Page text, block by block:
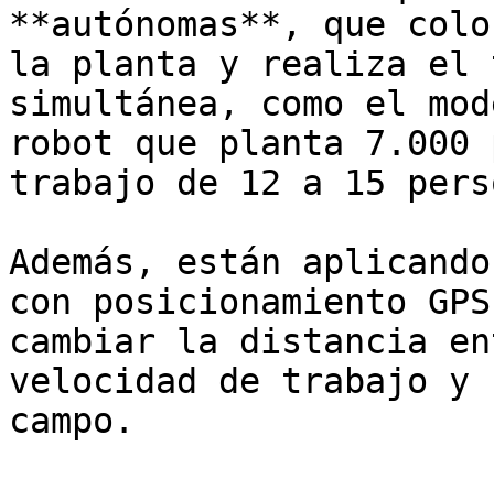
**autónomas**, que
la planta y realiza el
simultánea, como el
robot que planta
trabajo de 12 a 15
Además, están
con posicionamiento
cambiar la distancia
velocidad de trabajo y
campo.